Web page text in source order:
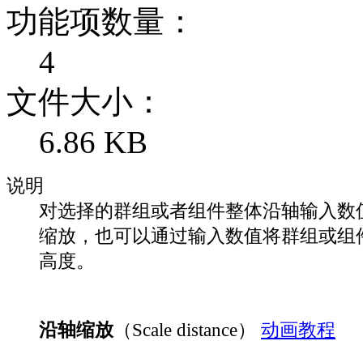
功能项数量：
4
文件大小：
6.86 KB
说明
对选择的群组或者组件整体沿轴输入数
缩放，也可以通过输入数值将群组或组
高度。
沿轴缩放 （Scale distance）
动画教程